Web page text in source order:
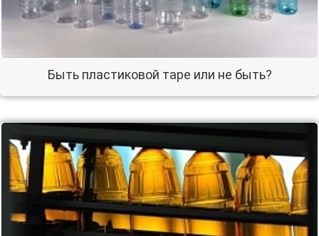
Быть пластиковой таре или не быть?